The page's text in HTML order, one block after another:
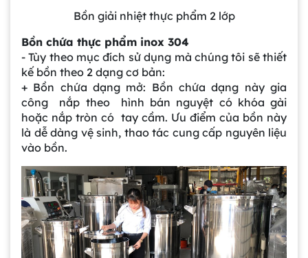
Bồn giải nhiệt thực phẩm 2 lớp
Bồn chứa thực phẩm inox 304
- Tùy theo mục đích sử dụng mà chúng tôi sẽ thiết
kế bồn theo 2 dạng cơ bản:
+ Bồn chứa dạng mở: Bồn chứa dạng này gia
công nắp theo hình bán nguyệt có khóa gài
hoặc nắp tròn có tay cầm. Ưu điểm của bồn này
là dễ dàng vệ sinh, thao tác cung cấp nguyên liệu
vào bồn.